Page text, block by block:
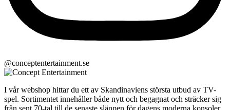
@conceptentertainment.se
I vår webshop hittar du ett av Skandinaviens största utbud av TV-
spel. Sortimentet innehåller både nytt och begagnat och sträcker sig